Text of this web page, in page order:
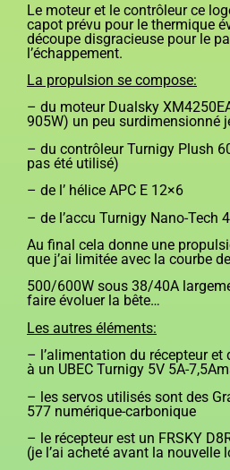
Le moteur et le contrôleur ce
capot prévu pour le thermique
découpe disgracieuse pour le
l’échappement.
La propulsion se compose:
– du moteur Dualsky
905W) un peu surdimensionné
– du contrôleur Turnigy Plush
pas été utilisé)
– de l’ hélice APC E 12×6
– de l’accu Turnigy Nano-Tech
Au final cela donne une
que j’ai limitée avec la courbe
500/600W sous 38/40A
faire évoluer la bête…
Les autres éléments:
– l’alimentation du récepteur et
à un UBEC Turnigy 5V 5A-
– les servos utilisés sont des
577 numérique-carbonique
– le récepteur est un FRSKY
(je l’ai acheté avant la nouvelle